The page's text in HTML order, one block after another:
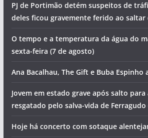
PJ de Portimão detém suspeitos de
deles ficou gravemente ferido ao saltar
O tempo e a temperatura da água do
sexta-feira (7 de agosto)
Ana Bacalhau, The Gift e Buba Espinho
Jovem em estado grave após salto para
resgatado pelo salva-vida de Ferragudo
Hoje há concerto com sotaque